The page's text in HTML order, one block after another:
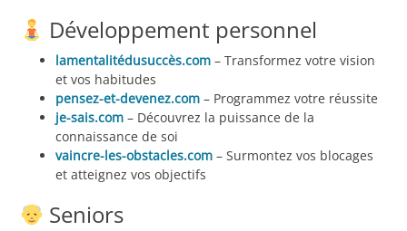
Développement personnel
lamentalitédusuccès.com – Transformez votre vision
et vos habitudes
pensez-et-devenez.com – Programmez votre réussite
je-sais.com – Découvrez la puissance de la
connaissance de soi
vaincre-les-obstacles.com – Surmontez vos blocages
et atteignez vos objectifs
Seniors